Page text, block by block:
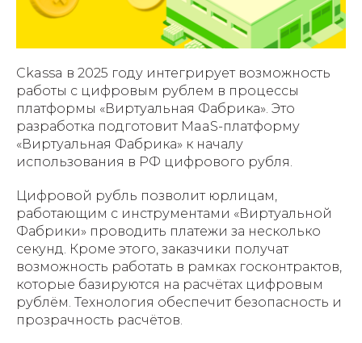
Ckassa в 2025 году интегрирует возможность
работы с цифровым рублем в процессы
платформы «Виртуальная Фабрика». Это
разработка подготовит MaaS-платформу
«Виртуальная Фабрика» к началу
использования в РФ цифрового рубля.
Цифровой рубль позволит юрлицам,
работающим с инструментами «Виртуальной
Фабрики» проводить платежи за несколько
секунд. Кроме этого, заказчики получат
возможность работать в рамках госконтрактов,
которые базируются на расчётах цифровым
рублём. Технология обеспечит безопасность и
прозрачность расчётов.